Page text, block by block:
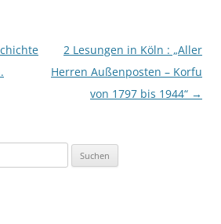
2 Lesungen in Köln : „Aller
Herren Außenposten – Korfu
von 1797 bis 1944“ →